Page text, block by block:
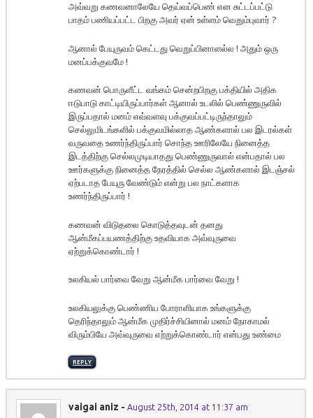
அவ்வறு கணவனாலேயே தெய்வப்பெண் என சுட்டப்பட்டு
பாதம் பணியப்பட்ட பிறகு அவர் ஏன் உள்ளம் வெதும்புவார் ?
ஆனால் பேயுருவம் கெட்டது வெறுப்பினாளல்ல ! அதும் ஒரு
மனப்பக்குவமே !
கணவன் பொருளீட்ட வங்கம் சென்றபிறகு பக்தியில் அதிக
ஈடுபாடு காட்டியிருப்பார்கள் ஆனால் உடலில் பெண்ணுருவில்
இருப்பதால் மனம் எவ்வளவு பக்குவப்பட்டிருந்தாலும்
செல்லுமிடங்களில் பக்குவமில்லாத ஆண்களால் பல இடரல்கள்
வருவதை உணர்ந்திருப்பார் சொந்த ஊரிலேயே நினைத்த
இடத்திற்கு செல்லமுடியாதது பெண்ணுருவால் என்பதால் பல
ஊர்களுக்கு நினைத்த நேரத்தில் செல்ல ஆண்களால் இடஞ்சல்
ஏற்படாத பேயுரு வேண்டும் என்று பல நாட்களாக
உணர்ந்திருப்பார் !
கணவன் விடுதலை கொடுத்தவுடன் தனது
ஆன்மீகப்பயணத்திற்கு உதவியாக அவ்வுருவை
ஏற்றுக்கொண்டார் !
உலகியல் பார்வை வேறு ஆன்மீக பார்வை வேறு !
உலகியலுக்கு பெண்ணிய போராளியாக உங்களுக்கு
தெரிந்தாலும் ஆன்மீக முதிர்ச்சியினால் மனம் நோகாமல்
விரும்பியே அவ்வுருவை எற்றுக்கொண்டார் என்பது உண்மை
REPLY
vaigai aniz - August 25th, 2014 at 11:37 am